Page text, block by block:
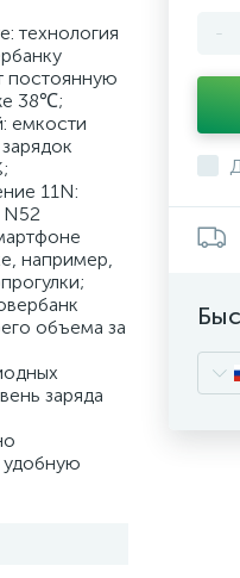
технология
постоянную
38℃;
емкости
11N:
N52
например,
объема за
заряда
удобную
-